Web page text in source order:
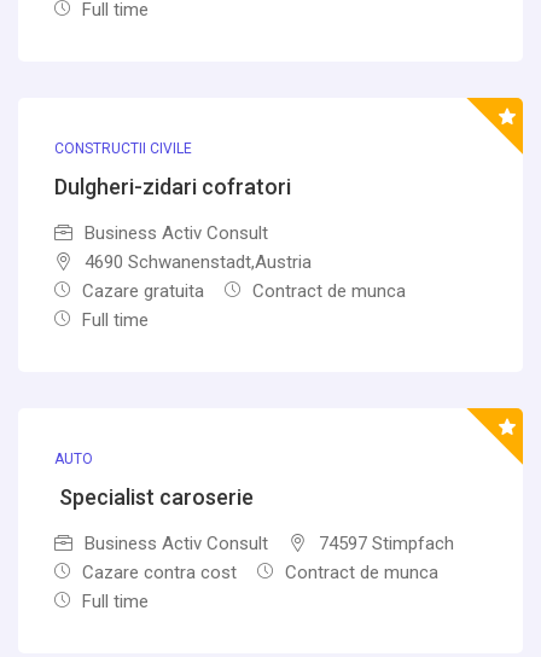
Full time
CONSTRUCTII CIVILE
Dulgheri-zidari cofratori
Business Activ Consult
4690 Schwanenstadt,Austria
Cazare gratuita
Contract de munca
Full time
AUTO
Specialist caroserie
Business Activ Consult
74597 Stimpfach
Cazare contra cost
Contract de munca
Full time